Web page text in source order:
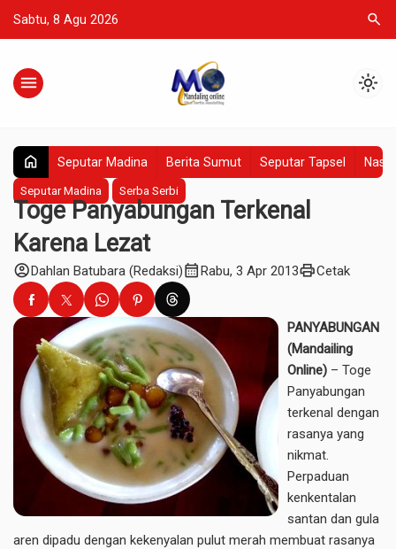
Sabtu, 8 Agu 2026 search
menu light_mode
home Seputar Madina Berita Sumut Seputar Tapsel
Seputar Madina
Serba Serbi
Toge Panyabungan Terkenal
Karena Lezat
account_circleDahlan Batubara (Redaksi)calendar_monthRabu, 3 Apr 2013printCetak
PANYABUNGAN
(Mandailing
Online) – Toge
Panyabungan
terkenal dengan
rasanya yang
nikmat.
Perpaduan
kenkentalan
santan dan gula
aren dipadu dengan kekenyalan pulut merah membuat rasanya